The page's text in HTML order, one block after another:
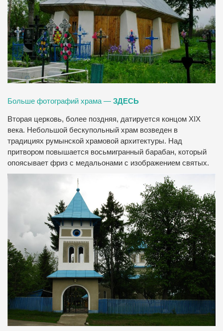
Больше фотографий храма — ЗДЕСЬ
Вторая церковь, более поздняя, датируется концом XIX
века. Небольшой бескупольный храм возведен в
традициях румынской храмовой архитектуры. Над
притвором повышается восьмигранный барабан, который
опоясывает фриз с медальонами с изображением святых.